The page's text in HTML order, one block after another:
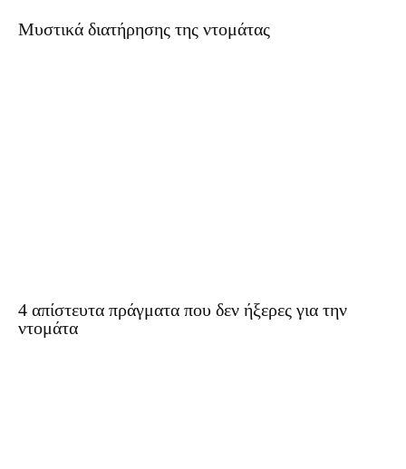
Μυστικά διατήρησης της ντομάτας
4 απίστευτα πράγματα που δεν ήξερες για την
ντομάτα